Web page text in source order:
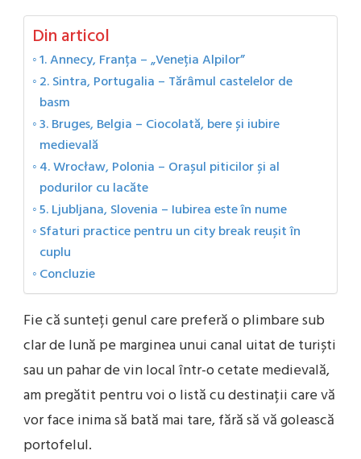
Din articol
1. Annecy, Franța – „Veneția Alpilor”
2. Sintra, Portugalia – Tărâmul castelelor de
basm
3. Bruges, Belgia – Ciocolată, bere și iubire
medievală
4. Wrocław, Polonia – Orașul piticilor și al
podurilor cu lacăte
5. Ljubljana, Slovenia – Iubirea este în nume
Sfaturi practice pentru un city break reușit în
cuplu
Concluzie
Fie că sunteți genul care preferă o plimbare sub
clar de lună pe marginea unui canal uitat de turiști
sau un pahar de vin local într-o cetate medievală,
am pregătit pentru voi o listă cu destinații care vă
vor face inima să bată mai tare, fără să vă golească
portofelul.